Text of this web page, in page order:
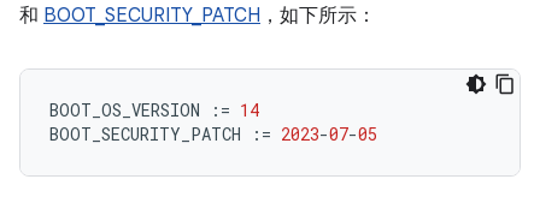
和 BOOT_SECURITY_PATCH ，如下所示：
BOOT_OS_VERSION := 14
BOOT_SECURITY_PATCH
:= 2023-07-05